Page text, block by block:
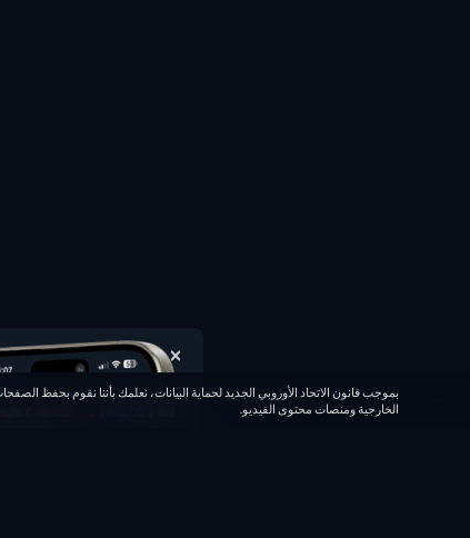
الخارجية ومنصات محتوى الفيديو.